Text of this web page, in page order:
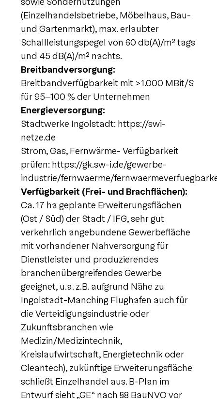
(Einzelhandelsbetriebe, Möbelhaus, Bau-
und Gartenmarkt), max. erlaubter
Schallleistungspegel von 60 db(A)/m² tags
und 45 dB(A)/m² nachts.
Breitbandversorgung:
Breitbandverfügbarkeit mit >1.000 MBit/S
für 95-100 % der Unternehmen
Energieversorgung:
Stadtwerke Ingolstadt: https://swi-
netze.de
Strom, Gas, Fernwärme- Verfügbarkeit
prüfen: https://gk.sw-i.de/gewerbe-
industrie/fernwaerme/
Verfügbarkeit (Frei- und Brachflächen):
Ca. 17 ha geplante Erweiterungsflächen
(Ost / Süd) der Stadt / IFG, sehr gut
verkehrlich angebundene Gewerbefläche
mit vorhandener Nahversorgung für
Dienstleister und produzierendes
branchenübergreifendes Gewerbe
geeignet, u.a. z.B. aufgrund Nähe zu
Ingolstadt-Manching Flughafen auch für
die Verteidigungsindustrie oder
Zukunftsbranchen wie
Medizin/Medizintechnik,
Kreislaufwirtschaft, Energietechnik oder
Cleantech), zukünftige Erweiterungsfläche
schließt Einzelhandel aus. B-Plan im
Entwurf sieht „GE“ nach §8 BauNVO vor